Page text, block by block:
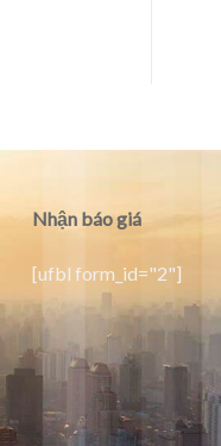
Nhận báo giá
[ufbl form_id="2"]